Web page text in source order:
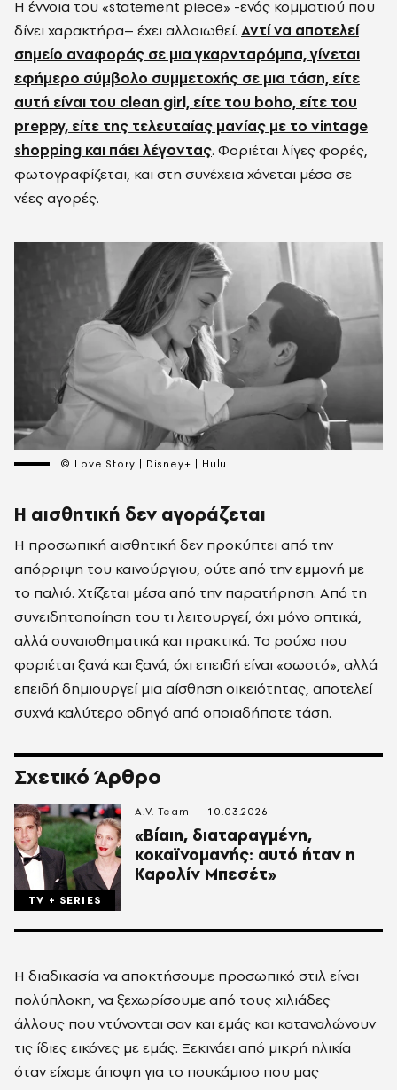
Η έννοια του «statement piece» -ενός κομματιού που
δίνει χαρακτήρα– έχει αλλοιωθεί. Αντί να αποτελεί
σημείο αναφοράς σε μια γκαρνταρόμπα, γίνεται
εφήμερο σύμβολο συμμετοχής σε μια τάση, είτε
αυτή είναι του clean girl, είτε του boho, είτε του
preppy, είτε της τελευταίας μανίας με το vintage
shopping και πάει λέγοντας. Φοριέται λίγες φορές,
φωτογραφίζεται, και στη συνέχεια χάνεται μέσα σε
νέες αγορές.
© Love Story | Disney+ | Hulu
Η αισθητική δεν αγοράζεται
Η προσωπική αισθητική δεν προκύπτει από την
απόρριψη του καινούργιου, ούτε από την εμμονή με
το παλιό. Χτίζεται μέσα από την παρατήρηση. Από τη
συνειδητοποίηση του τι λειτουργεί, όχι μόνο οπτικά,
αλλά συναισθηματικά και πρακτικά. Το ρούχο που
φοριέται ξανά και ξανά, όχι επειδή είναι «σωστό», αλλά
επειδή δημιουργεί μια αίσθηση οικειότητας, αποτελεί
συχνά καλύτερο οδηγό από οποιαδήποτε τάση.
Σχετικό Άρθρο
TV + SERIES
«Βίαιη, διαταραγμένη,
κοκαϊνομανής: αυτό ήταν η
Καρολίν Μπεσέτ»
A.V. Team 10.03.2026
Η διαδικασία να αποκτήσουμε προσωπικό στιλ είναι
πολύπλοκη, να ξεχωρίσουμε από τους χιλιάδες
άλλους που ντύνονται σαν και εμάς και καταναλώνουν
τις ίδιες εικόνες με εμάς. Ξεκινάει από μικρή ηλικία
όταν είχαμε άποψη για το πουκάμισο που μας